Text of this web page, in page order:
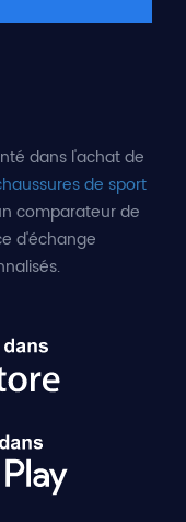
dans l'achat de
de sport
comparateur de
d'échange